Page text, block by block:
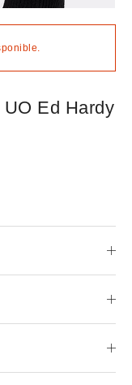
Ed Hardy